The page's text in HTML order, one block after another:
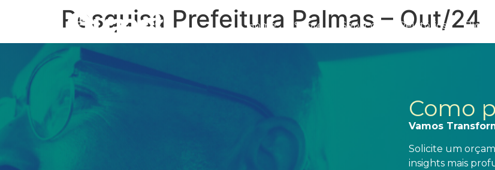
Home Sobre Serviços Relatórios Blog
Pesquisa Prefeitura Palmas – Out/24
Como
Vamos
Solicite um
insights mais